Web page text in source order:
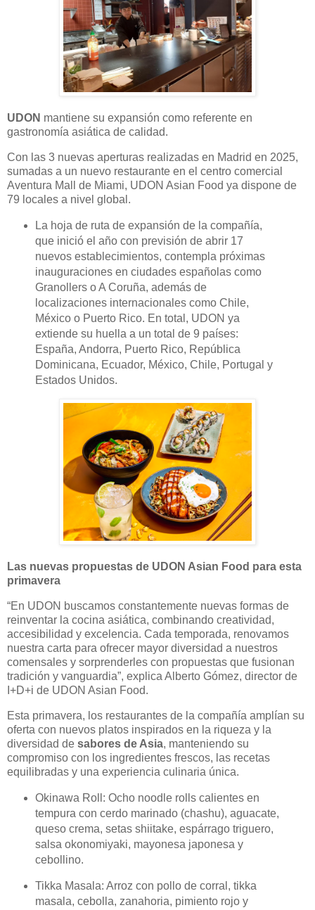
UDON mantiene su expansión como referente en
gastronomía asiática de calidad.
Con las 3 nuevas aperturas realizadas en Madrid en 2025,
sumadas a un nuevo restaurante en el centro comercial
Aventura Mall de Miami, UDON Asian Food ya dispone de
79 locales a nivel global.
La hoja de ruta de expansión de la compañía,
que inició el año con previsión de abrir 17
nuevos establecimientos, contempla próximas
inauguraciones en ciudades españolas como
Granollers o A Coruña, además de
localizaciones internacionales como Chile,
México o Puerto Rico. En total, UDON ya
extiende su huella a un total de 9 países:
España, Andorra, Puerto Rico, República
Dominicana, Ecuador, México, Chile, Portugal y
Estados Unidos.
Las nuevas propuestas de UDON Asian Food para esta
primavera
“En UDON buscamos constantemente nuevas formas de
reinventar la cocina asiática, combinando creatividad,
accesibilidad y excelencia. Cada temporada, renovamos
nuestra carta para ofrecer mayor diversidad a nuestros
comensales y sorprenderles con propuestas que fusionan
tradición y vanguardia”, explica Alberto Gómez, director de
I+D+i de UDON Asian Food.
Esta primavera, los restaurantes de la compañía amplían su
oferta con nuevos platos inspirados en la riqueza y la
diversidad de sabores de Asia, manteniendo su
compromiso con los ingredientes frescos, las recetas
equilibradas y una experiencia culinaria única.
Okinawa Roll: Ocho noodle rolls calientes en
tempura con cerdo marinado (chashu), aguacate,
queso crema, setas shiitake, espárrago triguero,
salsa okonomiyaki, mayonesa japonesa y
cebollino.
Tikka Masala: Arroz con pollo de corral, tikka
masala, cebolla, zanahoria, pimiento rojo y